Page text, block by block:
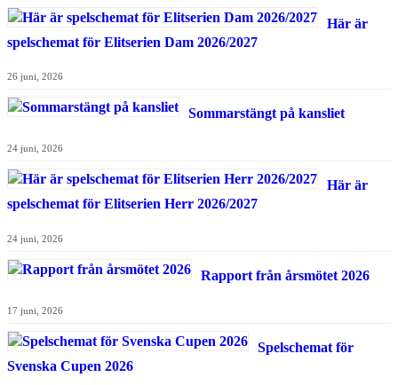
Här är
spelschemat för Elitserien Dam 2026/2027
26 juni, 2026
Sommarstängt på kansliet
24 juni, 2026
Här är
spelschemat för Elitserien Herr 2026/2027
24 juni, 2026
Rapport från årsmötet 2026
17 juni, 2026
Spelschemat för
Svenska Cupen 2026